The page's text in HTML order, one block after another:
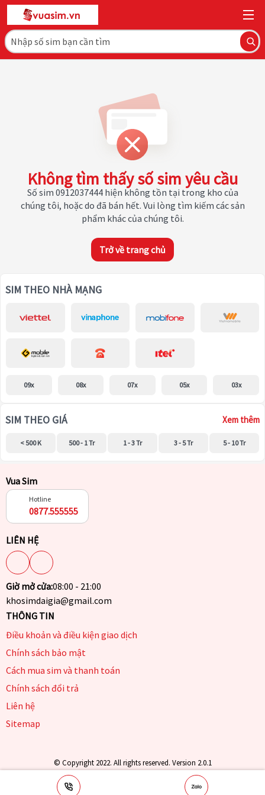
Không tìm thấy số sim yêu cầu
Số sim 0912037444 hiện không tồn tại trong kho của
chúng tôi, hoặc do đã bán hết. Vui lòng tìm kiếm các sản
phẩm khác của chúng tôi.
Trở về trang chủ
SIM THEO NHÀ MẠNG
09x 08x 07x 05x 03x
SIM THEO GIÁ Xem thêm
< 500 K 500 - 1 Tr 1 - 3 Tr 3 - 5 Tr 5 - 10 Tr
Vua Sim
Hotline
0877.555555
LIÊN HỆ
Giờ mở cửa:08:00 - 21:00
khosimdaigia@gmail.com
THÔNG TIN
Điều khoản và điều kiện giao dịch
Chính sách bảo mật
Cách mua sim và thanh toán
Chính sách đổi trả
Liên hệ
Sitemap
© Copyright 2022. All rights reserved. Version 2.0.1